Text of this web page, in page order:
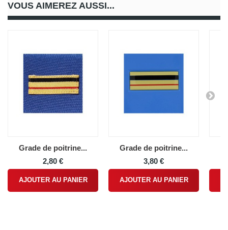
VOUS AIMEREZ AUSSI...
Grade de poitrine...
2,80 €
AJOUTER AU PANIER
Grade de poitrine...
3,80 €
AJOUTER AU PANIER